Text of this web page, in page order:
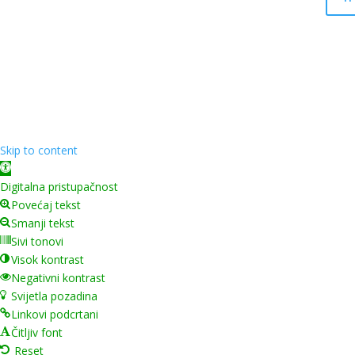
Skip to content
Open toolbar
Digitalna pristupačnost
Povećaj tekst
Smanji tekst
Sivi tonovi
Visok kontrast
Negativni kontrast
Svijetla pozadina
Linkovi podcrtani
Čitljiv font
Reset